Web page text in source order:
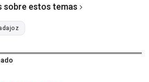
sobre estos temas